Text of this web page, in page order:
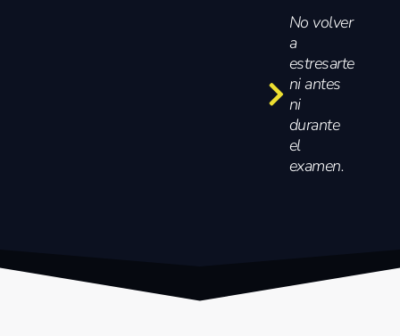
No volver
a
estresarte
ni antes
ni
durante
el
examen.